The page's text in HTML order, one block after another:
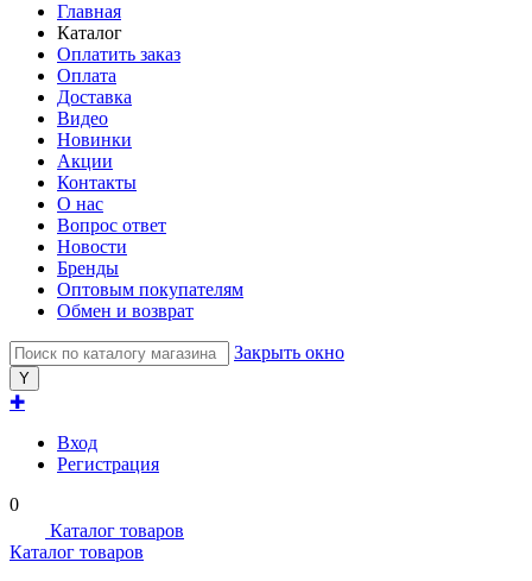
Главная
Каталог
Оплатить заказ
Оплата
Доставка
Видео
Новинки
Акции
Контакты
О нас
Вопрос ответ
Новости
Бренды
Оптовым покупателям
Обмен и возврат
Закрыть окно
✚
Вход
Регистрация
0
Каталог товаров
Каталог товаров